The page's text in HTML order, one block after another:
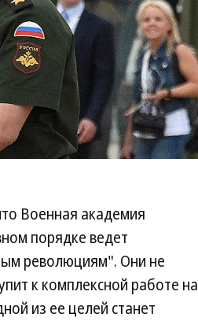
Военная академия
порядке ведет
революциям". Они не
к комплексной работе на
из ее целей станет